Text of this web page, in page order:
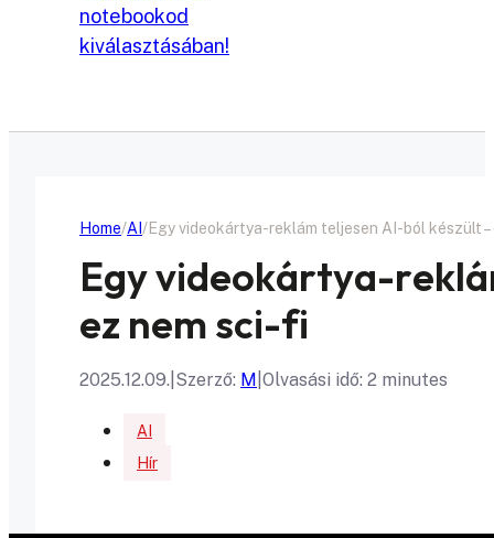
notebookod
kiválasztásában!
Home AI Egy videokártya-reklám teljesen AI-ból készült –
Egy videokártya-
ez nem sci-fi
2025.12.09. Szerző: M Olvasási idő: 2 minutes
AI
Hír